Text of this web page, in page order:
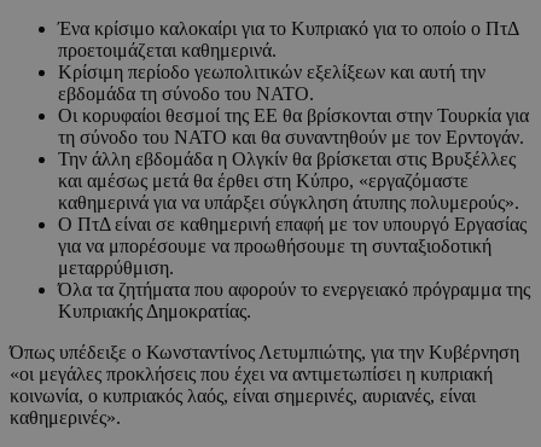
Ένα κρίσιμο καλοκαίρι για το Κυπριακό για το οποίο ο ΠτΔ
προετοιμάζεται καθημερινά.
Κρίσιμη περίοδο γεωπολιτικών εξελίξεων και αυτή την
εβδομάδα τη σύνοδο του ΝΑΤΟ.
Οι κορυφαίοι θεσμοί της ΕΕ θα βρίσκονται στην Τουρκία για
τη σύνοδο του ΝΑΤΟ και θα συναντηθούν με τον Ερντογάν.
Την άλλη εβδομάδα η Ολγκίν θα βρίσκεται στις Βρυξέλλες
και αμέσως μετά θα έρθει στη Κύπρο, «εργαζόμαστε
καθημερινά για να υπάρξει σύγκληση άτυπης πολυμερούς».
Ο ΠτΔ είναι σε καθημερινή επαφή με τον υπουργό Εργασίας
για να μπορέσουμε να προωθήσουμε τη συνταξιοδοτική
μεταρρύθμιση.
Όλα τα ζητήματα που αφορούν το ενεργειακό πρόγραμμα της
Κυπριακής Δημοκρατίας.
Όπως υπέδειξε ο Κωνσταντίνος Λετυμπιώτης, για την Κυβέρνηση
«οι μεγάλες προκλήσεις που έχει να αντιμετωπίσει η κυπριακή
κοινωνία, ο κυπριακός λαός, είναι σημερινές, αυριανές, είναι
καθημερινές».